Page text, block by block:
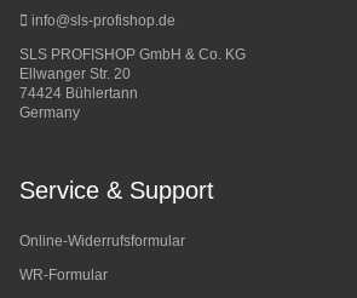
info@sls-profishop.de
SLS PROFISHOP GmbH & Co. KG
Ellwanger Str. 20
74424 Bühlertann
Germany
Service & Support
Online-Widerrufsformular
WR-Formular